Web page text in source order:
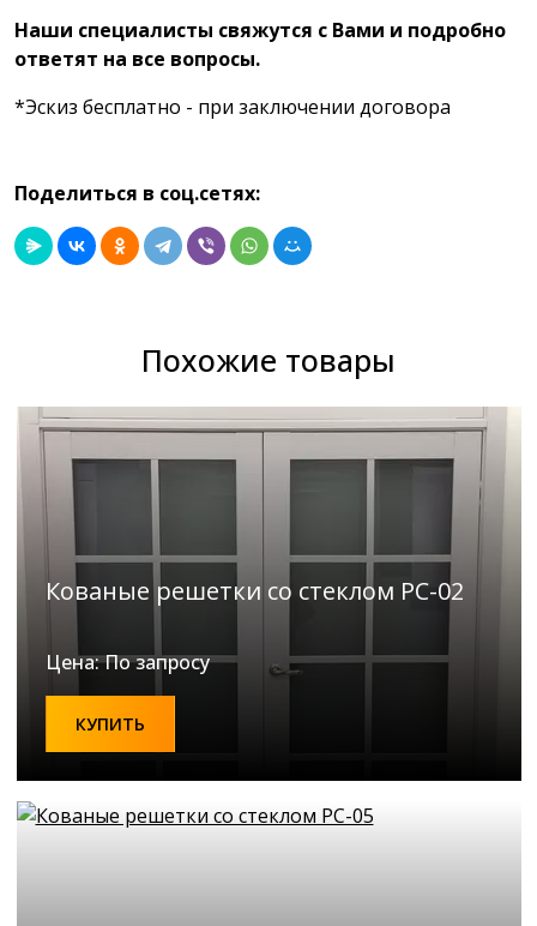
Наши специалисты свяжутся с Вами и подробно
ответят на все вопросы.
*Эскиз бесплатно - при заключении договора
Поделиться в соц.сетях:
Похожие товары
Кованые решетки со стеклом РС-02
Цена: По запросу
КУПИТЬ